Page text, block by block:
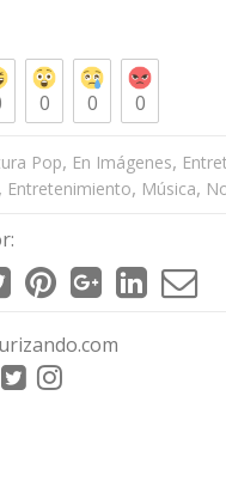
0 0 0
Pop, En Imágenes,
, Entretenimiento, Música,